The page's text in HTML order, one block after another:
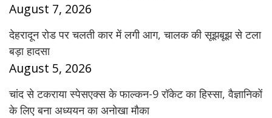
August 7, 2026
देहरादून रोड पर चलती कार में लगी आग, चालक की सूझबूझ से टला
बड़ा हादसा
August 5, 2026
चांद से टकराया स्पेसएक्स के फाल्कन-9 रॉकेट का हिस्सा, वैज्ञानिकों
के लिए बना अध्ययन का अनोखा मौका